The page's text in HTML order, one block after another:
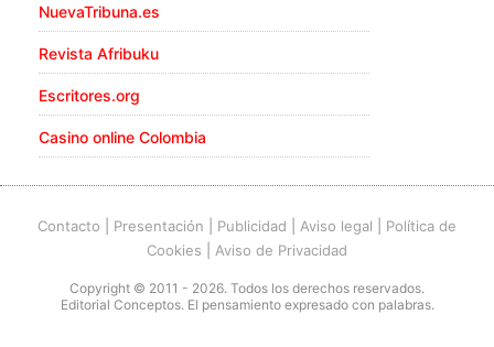
NuevaTribuna.es
Revista Afribuku
Escritores.org
Casino online Colombia
Contacto Presentación Publicidad Aviso legal
Política de
Cookies
Aviso de Privacidad
Copyright © 2011 - 2026. Todos los derechos reservados.
Editorial Conceptos. El pensamiento expresado con palabras.